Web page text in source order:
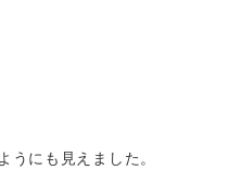
にも見えました。